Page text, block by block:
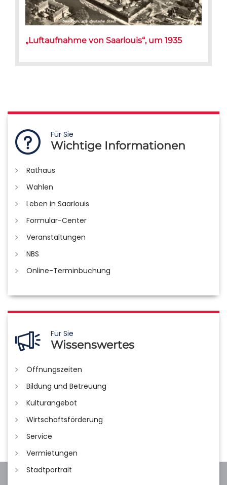
„Luftaufnahme von Saarlouis“, um 1935
Für Sie
Wichtige Informationen
Rathaus
Wahlen
Leben in Saarlouis
Formular-Center
Veranstaltungen
NBS
Online-Terminbuchung
Für Sie
Wissenswertes
Öffnungszeiten
Bildung und Betreuung
Kulturangebot
Wirtschaftsförderung
Service
Vermietungen
Stadtportrait